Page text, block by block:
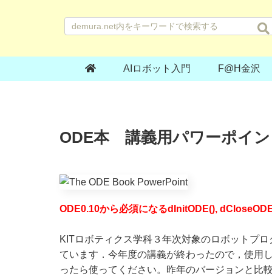
AIロボット入門 F@H金沢
ODE本 講義用パワーポイ
ODE0.10から必須になるdInitODE(),
KITロボティクス学科３年次対象のロボットプ
ています．今年度の講義が終わったので，使用
ったら使ってください。昨年のバージョンと比